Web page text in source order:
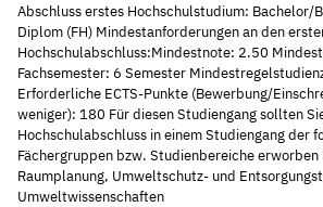
Abschluss erstes Hochschulstudium: Bachelor/
Diplom (FH) Mindestanforderungen an den
Hochschulabschluss:Mindestnote: 2.50
Fachsemester: 6 Semester
Erforderliche ECTS-Punkte (Bewerbung/
weniger): 180 Für diesen Studiengang sollten
Hochschulabschluss in einem Studiengang der
Fächergruppen bzw. Studienbereiche
Raumplanung, Umweltschutz- und
Umweltwissenschaften